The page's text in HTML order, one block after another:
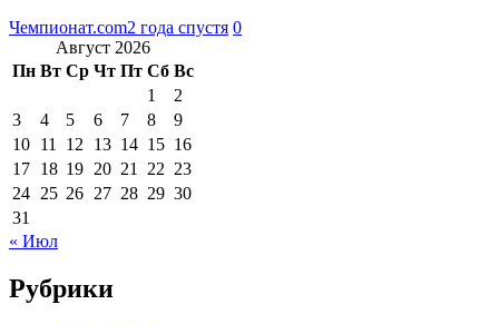
Чемпионат.com2 года спустя 0
Август 2026
Пн Вт Ср Чт Пт Сб Вс
1
2
3
4 5 6 7 8
9
10 11 12 13 14 15 16
17 18 19 20 21 22 23
24 25 26 27 28 29 30
31
« Июл
Рубрики